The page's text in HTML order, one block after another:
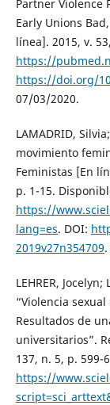
Partner Violence
Early Unions
línea]. 2015, v.
https://
https://doi.org/
07/03/2020.
LAMADRID,
movimiento
Feministas [En
p. 1-15.
https://
lang=es. DOI:
2019v27n354709
LEHRER, Jocelyn;
“Violencia
Resultados de
universitarios”.
137, n. 5, p. 599-
https://